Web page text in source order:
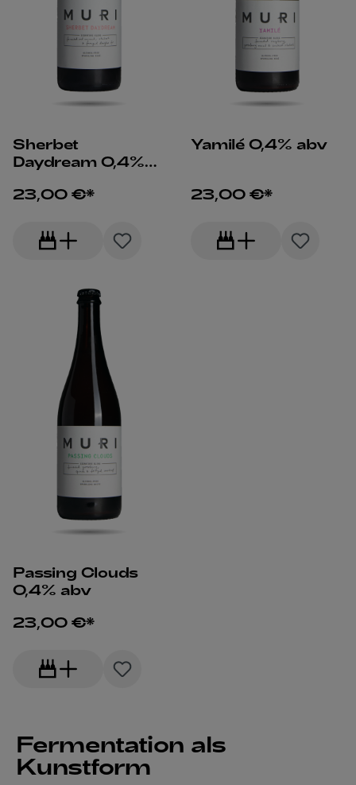
Sherbet
Daydream 0,4%
23,00 €*
Yamilé 0,4% abv
23,00 €*
Passing Clouds
0,4% abv
23,00 €*
Fermentation als
Kunstform